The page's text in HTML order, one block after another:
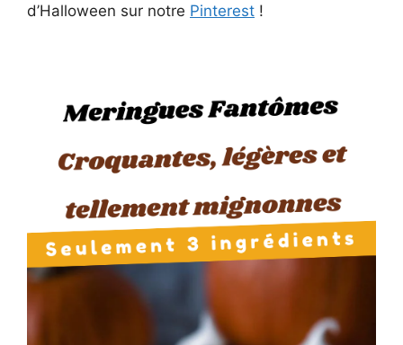
d’Halloween sur notre Pinterest !